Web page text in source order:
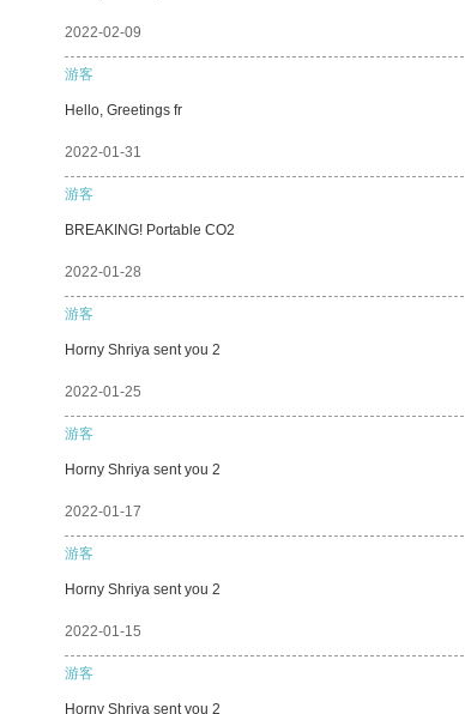
2022-02-09
游客
Hello, Greetings fr
2022-01-31
游客
BREAKING! Portable CO2
2022-01-28
游客
Horny Shriya sent you 2
2022-01-25
游客
Horny Shriya sent you 2
2022-01-17
游客
Horny Shriya sent you 2
2022-01-15
游客
Horny Shriya sent you 2